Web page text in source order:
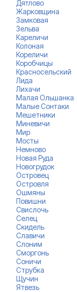
Дятлово
Жарковщина
Замковая
Зельва
Кареличи
Колоная
Кореличи
Коробчицы
Красносельский
Лида
Лихачи
Малая Ольшанка
Малые Сонтаки
Мешетники
Миневичи
Мир
Мосты
Немново
Новая Руда
Новогрудок
Островец
Островля
Ошмяны
Повишни
Свислочь
Селец
Скидель
Славичи
Слоним
Сморгонь
Соничи
Струбка
Щучин
Ятвезь